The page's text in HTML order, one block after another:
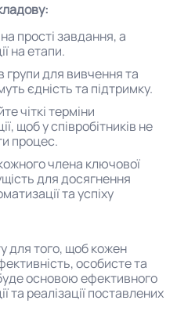
прості завдання, а
на етапи.
групи для вивчення та
єдність та підтримку.
чіткі терміни
щоб у співробітників не
процес.
члена ключової
для досягнення
та успіху
для того, щоб кожен
особисте та
основою ефективного
та реалізації поставлених